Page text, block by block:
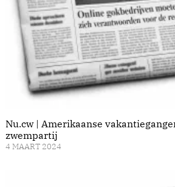
Nu.cw | Amerikaanse
zwempartij
4 MAART 2024